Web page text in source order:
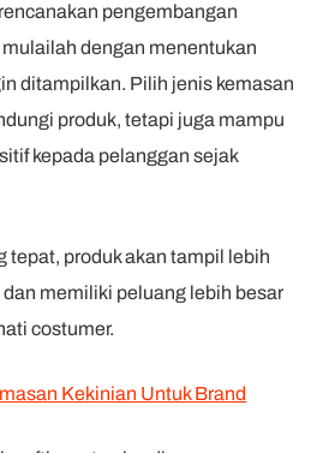
pengembangan
dengan menentukan
ditampilkan. Pilih jenis kemasan
produk, tetapi juga mampu
kepada pelanggan sejak
tepat, produk akan tampil lebih
memiliki peluang lebih besar
costumer.
Kekinian Untuk Brand